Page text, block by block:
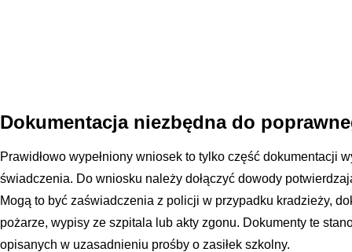
Dokumentacja niezbędna do
Prawidłowo wypełniony wniosek to tylko część dokumentacji
świadczenia. Do wniosku należy dołączyć dowody
Mogą to być zaświadczenia z policji w przypadku kradzieży,
pożarze, wypisy ze szpitala lub akty zgonu. Dokumenty te
opisanych w uzasadnieniu prośby o zasiłek szkolny.